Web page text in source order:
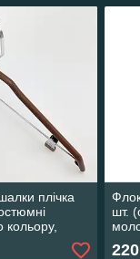
плічка
кольору,
мм.
шт.
220